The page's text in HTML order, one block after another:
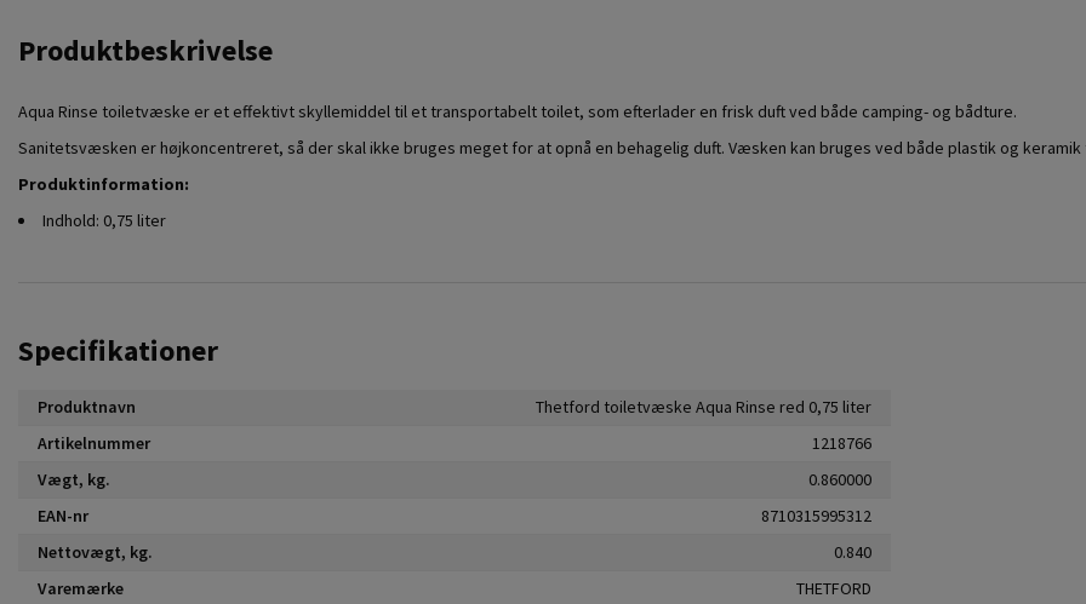
Produktbeskrivelse
Aqua Rinse toiletvæske er et effektivt skyllemiddel til et transportabelt toilet, som efterlader en frisk duft ved både camping- og bådture.
Sanitetsvæsken er højkoncentreret, så der skal ikke bruges meget for at opnå en behagelig duft. Væsken kan bruges ved både plastik og
Produktinformation:
Indhold: 0,75 liter
Specifikationer
Produktnavn
Thetford toiletvæske Aqua Rinse red 0,75 liter
Artikelnummer
1218766
Vægt, kg.
0.860000
EAN-nr
8710315995312
Nettovægt, kg.
0.840
Varemærke
THETFORD